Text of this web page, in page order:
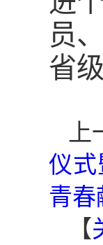
员
省
上
仪
青
【